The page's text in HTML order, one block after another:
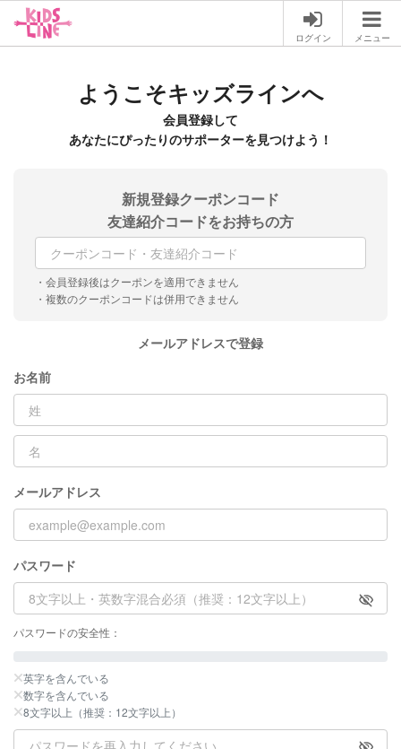
ログイン メニュー
ようこそキッズラインへ
会員登録して
あなたにぴったりのサポーターを見つけよう！
新規登録クーポンコード
友達紹介コードをお持ちの方
・会員登録後はクーポンを適用できません
・複数のクーポンコードは併用できません
メールアドレスで登録
お名前
メールアドレス
パスワード
パスワードの安全性：
英字を含んでいる
数字を含んでいる
8文字以上（推奨：12文字以上）